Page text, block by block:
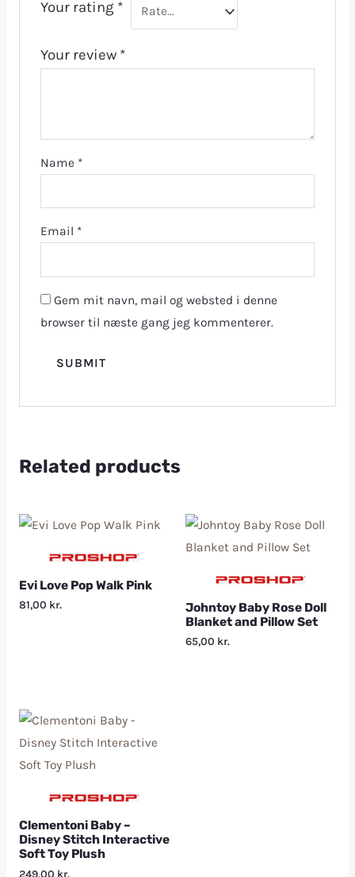
Your rating *
Your review *
Name *
Email *
Gem mit navn, mail og websted i denne
browser til næste gang jeg kommenterer.
Related products
Evi Love Pop Walk Pink
81,00 kr.
Johntoy Baby Rose Doll
Blanket and Pillow Set
65,00 kr.
Clementoni Baby –
Disney Stitch Interactive
Soft Toy Plush
249,00 kr.